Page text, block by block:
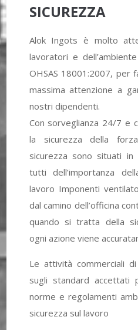
SICUREZZA
Alok Ingots è molto
lavoratori e
OHSAS 18001:2007, per
massima attenzione a
nostri dipendenti.
Con sorveglianza 24/7 e
la sicurezza della
sicurezza sono situati in
tutti dell’importanza
lavoro Imponenti
dal camino dell’officina
quando si tratta della
ogni azione viene
Le attività commerciali
sugli standard accettati
norme e regolamenti
sicurezza sul lavoro